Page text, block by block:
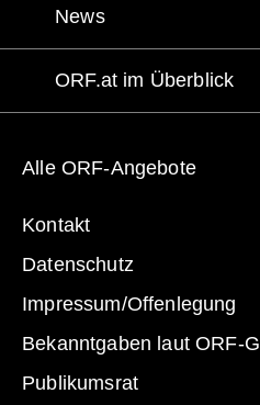
News
ORF.at im Überblick
Alle ORF-Angebote
Kontakt
Datenschutz
Impressum/Offenlegung
Bekanntgaben laut ORF-G
Publikumsrat